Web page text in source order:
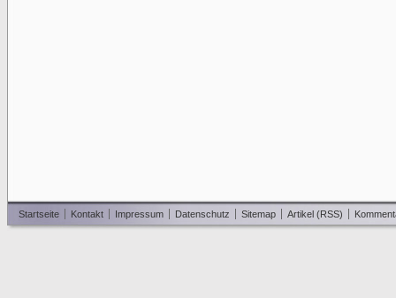
Startseite Kontakt Impressum Datenschutz Sitemap Artikel (RSS)